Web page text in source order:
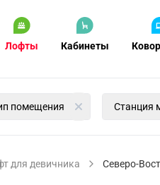
Лофты Кабинеты
помещения Станция
для девичника Северо-